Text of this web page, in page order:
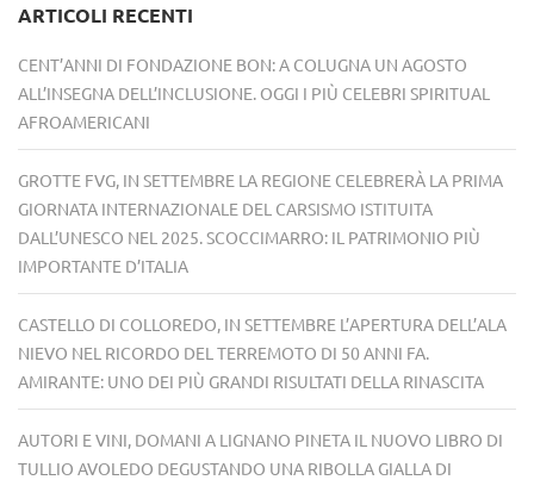
ARTICOLI RECENTI
CENT’ANNI DI FONDAZIONE BON: A COLUGNA UN AGOSTO
ALL’INSEGNA DELL’INCLUSIONE. OGGI I PIÙ CELEBRI SPIRITUAL
AFROAMERICANI
GROTTE FVG, IN SETTEMBRE LA REGIONE CELEBRERÀ LA PRIMA
GIORNATA INTERNAZIONALE DEL CARSISMO ISTITUITA
DALL’UNESCO NEL 2025. SCOCCIMARRO: IL PATRIMONIO PIÙ
IMPORTANTE D’ITALIA
CASTELLO DI COLLOREDO, IN SETTEMBRE L’APERTURA DELL’ALA
NIEVO NEL RICORDO DEL TERREMOTO DI 50 ANNI FA.
AMIRANTE: UNO DEI PIÙ GRANDI RISULTATI DELLA RINASCITA
AUTORI E VINI, DOMANI A LIGNANO PINETA IL NUOVO LIBRO DI
TULLIO AVOLEDO DEGUSTANDO UNA RIBOLLA GIALLA DI